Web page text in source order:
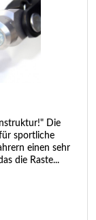
Die
sportliche
einen sehr
die Raste...